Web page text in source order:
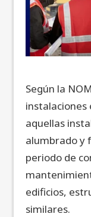
Según la
instalaciones
aquellas
alumbrado y
periodo de
edificios,
similares.